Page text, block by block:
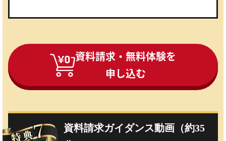
資料請求・無料体験を
申し込む
資料請求ガイダンス動画（約35